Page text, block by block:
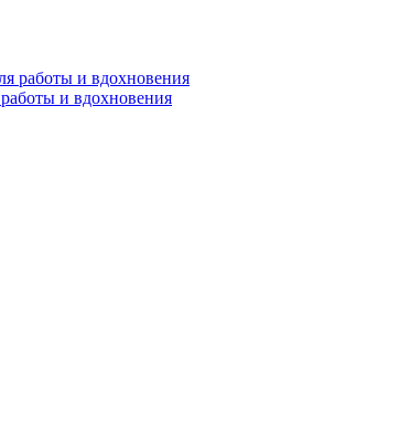
и вдохновения